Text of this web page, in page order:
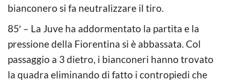
bianconero si fa neutralizzare il tiro.
85′ – La Juve ha addormentato la partita e la
pressione della Fiorentina si è abbassata. Col
passaggio a 3 dietro, i bianconeri hanno trovato
la quadra eliminando di fatto i contropiedi che